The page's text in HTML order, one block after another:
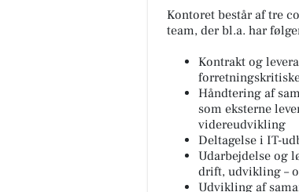
Kontoret består af tre
team, der bl.a. har
Kontrakt og
Håndtering af
som eksterne
videreudvikling
Deltagelse i IT-
Udarbejdelse og
drift, udvikling –
Udvikling af